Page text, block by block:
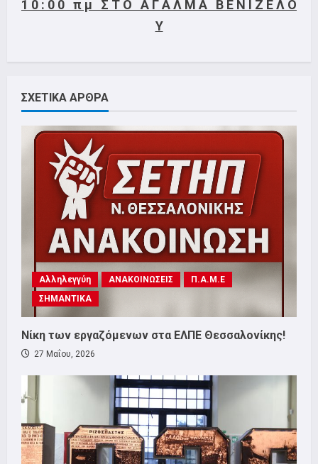
1 0 : 0 0 π μ Σ Τ Ο Α Γ Α Λ Μ Α Β Ε Ν Ι Ζ Ε Λ Ο
Υ
ΣΧΕΤΙΚΑ ΑΡΘΡΑ
Αλληλεγγύη ΑΝΑΚΟΙΝΩΣΕΙΣ
Π.Α.Μ.Ε
ΣΗΜΑΝΤΙΚΑ
Νίκη των εργαζόμενων στα ΕΛΠΕ Θεσσαλονίκης!
27 Μαΐου, 2026